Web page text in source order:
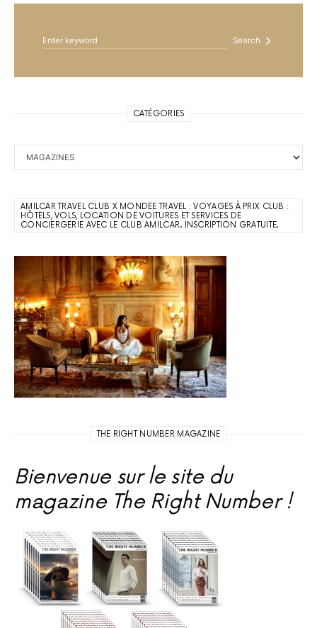
Search
CATÉGORIES
AMILCAR TRAVEL CLUB X MONDEE TRAVEL : VOYAGES À PRIX CLUB :
HÔTELS, VOLS, LOCATION DE VOITURES ET SERVICES DE
CONCIERGERIE AVEC LE CLUB AMILCAR. INSCRIPTION GRATUITE.
THE RIGHT NUMBER MAGAZINE
Bienvenue sur le site du
magazine The Right Number !